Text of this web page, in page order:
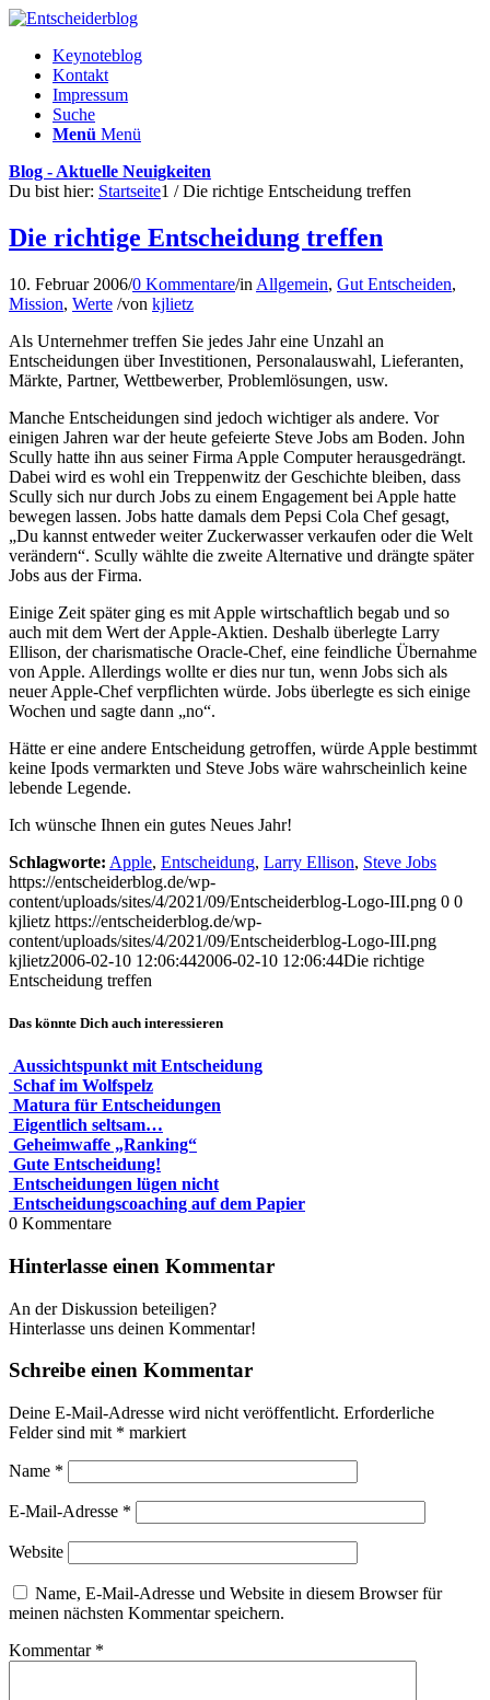
Keynoteblog
Kontakt
Impressum
Suche
Menü Menü
Blog - Aktuelle Neuigkeiten
Du bist hier: Startseite1 / Die richtige Entscheidung treffen
Die richtige Entscheidung treffen
10. Februar 2006/0 Kommentare/in Allgemein, Gut Entscheiden,
Mission, Werte /von kjlietz
Als Unternehmer treffen Sie jedes Jahr eine Unzahl an
Entscheidungen über Investitionen, Personalauswahl, Lieferanten,
Märkte, Partner, Wettbewerber, Problemlösungen, usw.
Manche Entscheidungen sind jedoch wichtiger als andere. Vor
einigen Jahren war der heute gefeierte Steve Jobs am Boden. John
Scully hatte ihn aus seiner Firma Apple Computer herausgedrängt.
Dabei wird es wohl ein Treppenwitz der Geschichte bleiben, dass
Scully sich nur durch Jobs zu einem Engagement bei Apple hatte
bewegen lassen. Jobs hatte damals dem Pepsi Cola Chef gesagt,
„Du kannst entweder weiter Zuckerwasser verkaufen oder die Welt
verändern“. Scully wählte die zweite Alternative und drängte später
Jobs aus der Firma.
Einige Zeit später ging es mit Apple wirtschaftlich begab und so
auch mit dem Wert der Apple-Aktien. Deshalb überlegte Larry
Ellison, der charismatische Oracle-Chef, eine feindliche Übernahme
von Apple. Allerdings wollte er dies nur tun, wenn Jobs sich als
neuer Apple-Chef verpflichten würde. Jobs überlegte es sich einige
Wochen und sagte dann „no“.
Hätte er eine andere Entscheidung getroffen, würde Apple bestimmt
keine Ipods vermarkten und Steve Jobs wäre wahrscheinlich keine
lebende Legende.
Ich wünsche Ihnen ein gutes Neues Jahr!
Schlagworte: Apple, Entscheidung, Larry Ellison, Steve Jobs
https://entscheiderblog.de/wp-
content/uploads/sites/4/2021/09/Entscheiderblog-Logo-III.png 0 0
kjlietz https://entscheiderblog.de/wp-
content/uploads/sites/4/2021/09/Entscheiderblog-Logo-III.png
kjlietz2006-02-10 12:06:442006-02-10 12:06:44Die richtige
Entscheidung treffen
Das könnte Dich auch interessieren
Aussichtspunkt mit Entscheidung
Schaf im Wolfspelz
Matura für Entscheidungen
Eigentlich seltsam…
Geheimwaffe „Ranking“
Gute Entscheidung!
Entscheidungen lügen nicht
Entscheidungscoaching auf dem Papier
0 Kommentare
Hinterlasse einen Kommentar
An der Diskussion beteiligen?
Hinterlasse uns deinen Kommentar!
Schreibe einen Kommentar
Deine E-Mail-Adresse wird nicht veröffentlicht. Erforderliche
Felder sind mit * markiert
Name *
E-Mail-Adresse *
Website
Name, E-Mail-Adresse und Website in diesem Browser für
meinen nächsten Kommentar speichern.
Kommentar *